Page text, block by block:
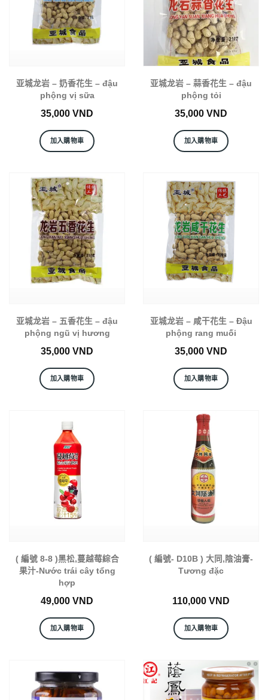
亚城龙岩 – 奶香花生 – đậu
phộng vị sữa
35,000 VND
加入購物車
亚城龙岩 – 蒜香花生 – đậu
phộng tỏi
35,000 VND
加入購物車
亚城龙岩 – 五香花生 – đậu
phộng ngũ vị hương
35,000 VND
加入購物車
亚城龙岩 – 咸干花生 – Đậu
phộng rang muối
35,000 VND
加入購物車
( 編號 8-8 )黑松,蔓越莓綜合
果汁-Nước trái cây tổng
hợp
49,000 VND
加入購物車
( 編號- D10B ) 大同,陰油膏-
Tương đặc
110,000 VND
加入購物車